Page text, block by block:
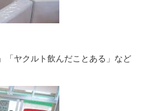
「ヤクルト飲んだことある」など